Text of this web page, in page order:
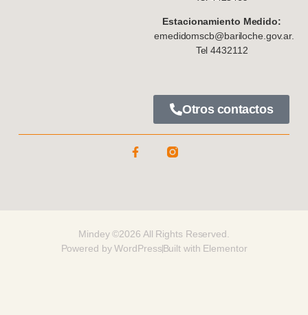
Estacionamiento Medido:
emedidomscb@bariloche.gov.ar.
Tel 4432112
Otros contactos
Mindey ©2026 All Rights Reserved.
Powered by WordPressBuilt with Elementor